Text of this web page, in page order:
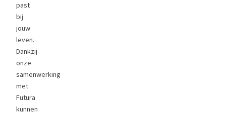
past
bij
jouw
leven.
Dankzij
onze
samenwerking
met
Futura
kunnen